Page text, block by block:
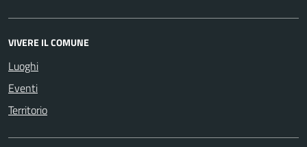
VIVERE IL COMUNE
Luoghi
Eventi
Territorio